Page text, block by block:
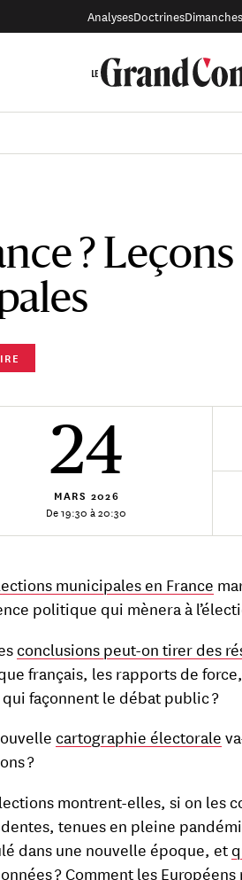
AnalysesDoctrinesDimanches
? Leçons
24
MARS 2026
De 19:30 à 20:30
municipales en France
politique qui mènera à
conclusions peut-on tirer des
français, les rapports de
façonnent le débat public ?
cartographie électorale
?
montrent-elles, si on les
tenues en pleine
dans une nouvelle époque, et
? Comment les